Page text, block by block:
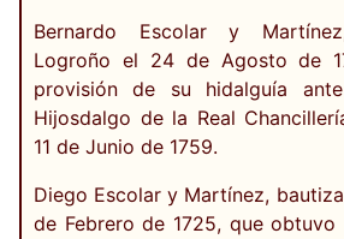
Bernardo Escolar y
Logroño el 24 de Agosto de
provisión de su hidalguía
Hijosdalgo de la Real
11 de Junio de 1759.
Diego Escolar y Martínez,
de Febrero de 1725, que obtuvo